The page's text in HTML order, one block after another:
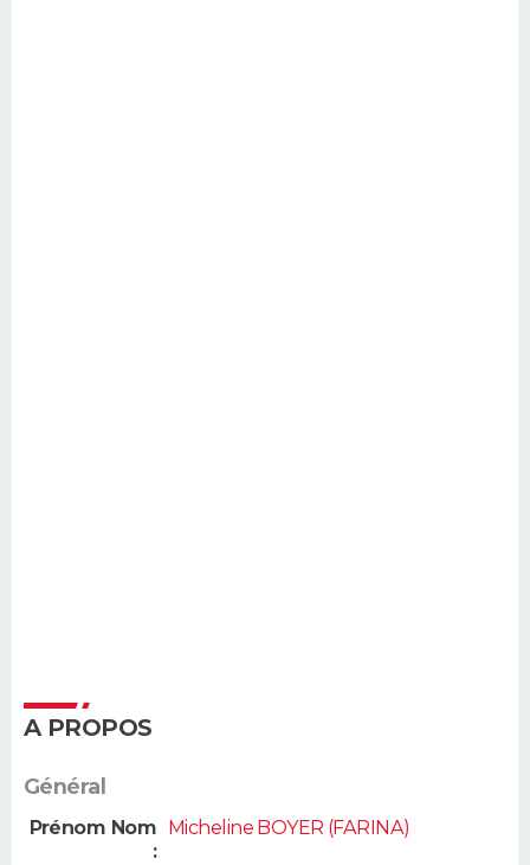
A PROPOS
Général
Prénom Nom
:
Micheline BOYER (FARINA)